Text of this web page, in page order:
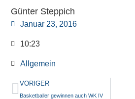
Günter Steppich
Januar 23, 2016
10:23
Allgemein
VORIGER
Basketballer gewinnen auch WK IV